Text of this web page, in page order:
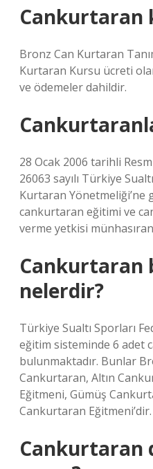
Cankurtaran
Bronz Can Kurtaran
Kurtaran Kursu ücreti
ve ödemeler dahildir.
28 Ocak 2006 tarihli
26063 sayılı Türkiye
Kurtaran Yönetmeliği’ne
cankurtaran eğitimi ve
verme yetkisi
Cankurtaran
nelerdir?
Türkiye Sualtı Sporları
eğitim sisteminde 6 adet
bulunmaktadır. Bunlar
Cankurtaran, Altın
Eğitmeni, Gümüş
Cankurtaran Eğitmeni’dir.
Cankurtaran